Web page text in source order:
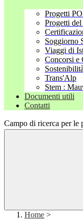
Progetti
Progetti del
Soggiorno
Viaggi di
Concorsi e
Sostenibilità
Trans'Alp
Stem :
Documenti utili
Contatti
Campo di ricerca per le
Home >